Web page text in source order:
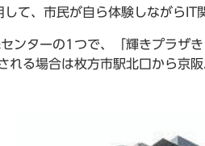
て、市民が自ら体験しながらIT
ンターの1つで、「輝きプラザ
る場合は枚方市駅北口から京